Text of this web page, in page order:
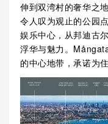
伸到双湾村的奢华之
令人叹为观止的公园
娱乐中心，从邦迪古
浮华与魅力。
的中心地带，承诺为